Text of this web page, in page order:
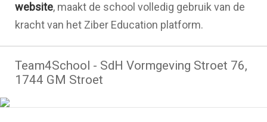
website, maakt de school volledig gebruik van de
kracht van het Ziber Education platform.
Team4School - SdH Vormgeving Stroet 76,
1744 GM Stroet